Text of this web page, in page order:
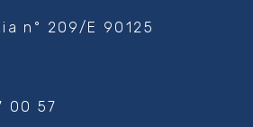
n° 209/E 90125
00 57